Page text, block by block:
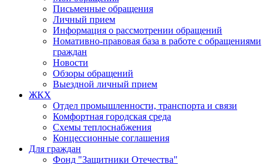
Письменные обращения
Личный прием
Информация о рассмотрении обращений
Номативно-правовая база в работе с обращениями
граждан
Новости
Обзоры обращений
Выездной личный прием
ЖКХ
Отдел промышленности, транспорта и связи
Комфортная городская среда
Схемы теплоснабжения
Концессионные соглашения
Для граждан
Фонд "Защитники Отечества"